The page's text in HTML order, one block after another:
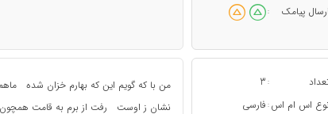
ارسال پیامک
:
:
3
نوع اس ام اس : فارسی
من با که گویم این که بهارم خزان شده
نشان ز اوست رفت از برم به قامت